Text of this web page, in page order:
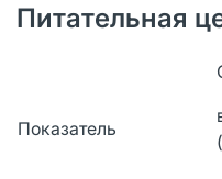
Питательная
Показатель